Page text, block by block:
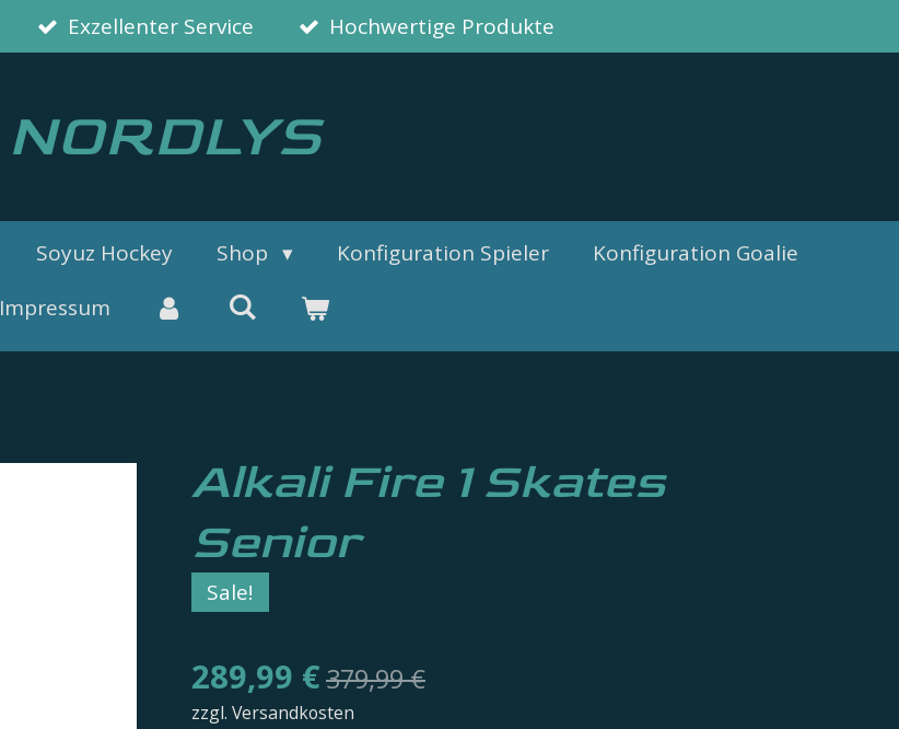
Exzellenter Service Hochwertige Produkte
NORDLYS
Soyuz Hockey Shop Konfiguration Spieler
Konfiguration Goalie
Impressum
Alkali Fire 1 Skates
Senior
Sale!
289,99 €379,99 €
zzgl. Versandkosten